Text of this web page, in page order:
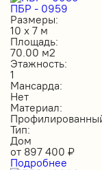
ПБР - 0959
Размеры:
10 х 7 м
Площадь:
70.00 м2
Этажность:
1
Мансарда:
Нет
Материал:
Тип:
Дом
от 897 400 ₽
Подробнее